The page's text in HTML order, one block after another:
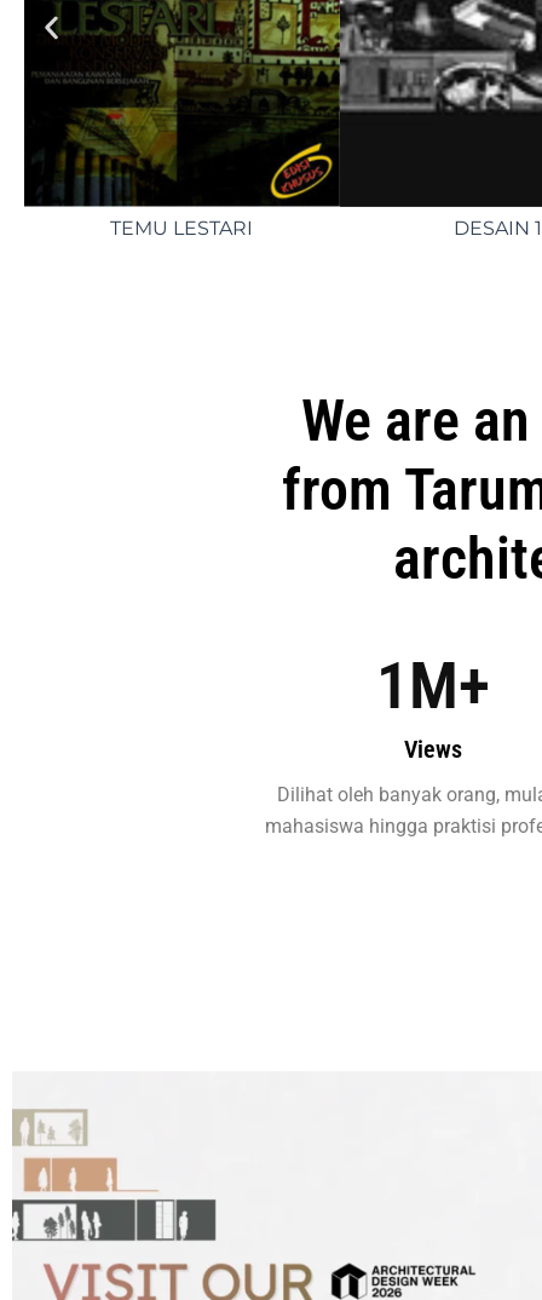
TEMU LESTARI DESAIN 1
We are
from
Views
1M+
Dilihat oleh banyak orang,
mahasiswa hingga praktisi